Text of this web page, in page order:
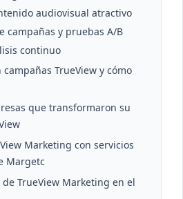
audiovisual atractivo
campañas y pruebas A/B
continuo
TrueView y cómo
que transformaron su
Marketing con servicios
Margetc
TrueView Marketing en el